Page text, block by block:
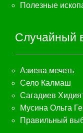
Полезные
Случайный
Азиева мечеть
Село Калмаш
Сагадиев
Мусина Ольга
Правильный